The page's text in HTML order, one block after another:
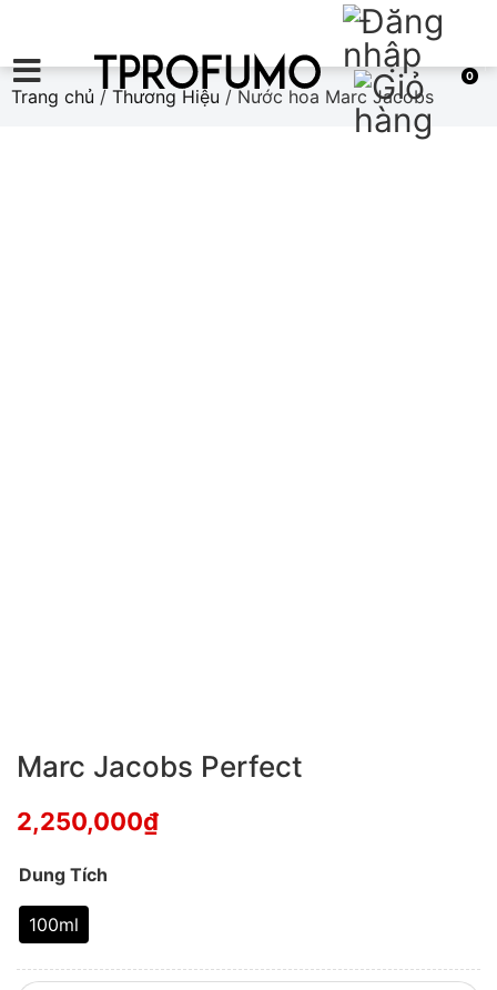
0
Trang chủ / Thương Hiệu / Nước hoa Marc Jacobs
Marc Jacobs Perfect
2,250,000₫
Dung Tích
100ml